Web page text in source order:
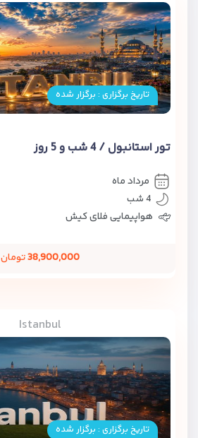
تاریخ برگزاری : برگزار شده
تور استانبول / 4 شب و 5 روز
مرداد ماه
4 شب
هواپیمایی فلای کیش
38,900,000تومان
Istanbul
تاریخ برگزاری : برگزار شده